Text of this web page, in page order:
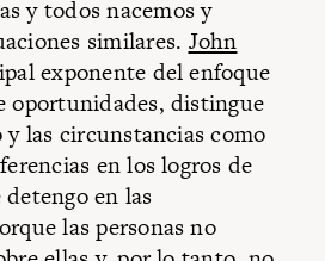
y todos nacemos y
similares. John
exponente del enfoque
oportunidades, distingue
las circunstancias como
en los logros de
en las
las personas no